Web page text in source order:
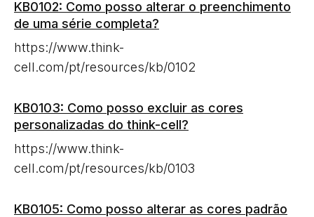
KB0102: Como posso alterar o preenchimento
de uma série completa?
https://www.think-
cell.com/pt/resources/kb/0102
KB0103: Como posso excluir as cores
personalizadas do think-cell?
https://www.think-
cell.com/pt/resources/kb/0103
KB0105: Como posso alterar as cores padrão